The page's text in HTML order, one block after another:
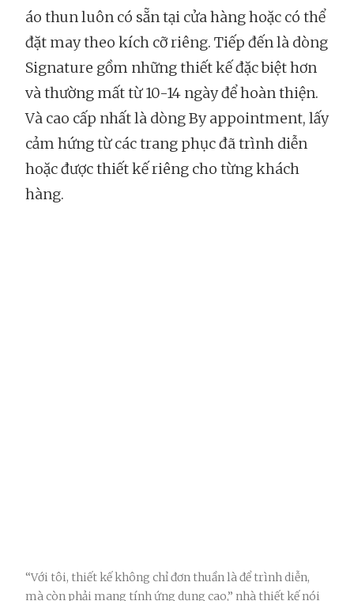
áo thun luôn có sẵn tại cửa hàng hoặc có thể
đặt may theo kích cỡ riêng. Tiếp đến là dòng
Signature gồm những thiết kế đặc biệt hơn
và thường mất từ 10-14 ngày để hoàn thiện.
Và cao cấp nhất là dòng By appointment, lấy
cảm hứng từ các trang phục đã trình diễn
hoặc được thiết kế riêng cho từng khách
hàng.
“Với tôi, thiết kế không chỉ đơn thuần là để trình diễn,
mà còn phải mang tính ứng dụng cao,” nhà thiết kế nói